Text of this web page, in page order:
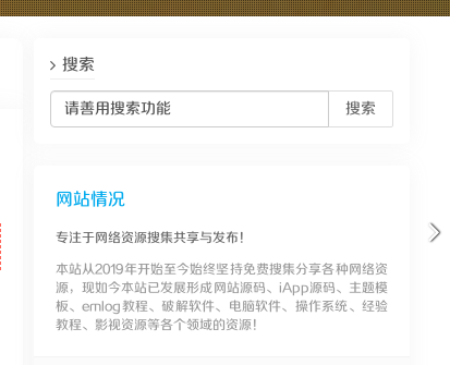
搜索
搜索
网站情况
专注于网络资源搜集共享与发布！
本站从2019年开始至今始终坚持免费搜集分享各种网络资
源，现如今本站已发展形成网站源码、iApp源码、主题模
板、emlog教程、破解软件、电脑软件、操作系统、经验
教程、影视资源等各个领域的资源！